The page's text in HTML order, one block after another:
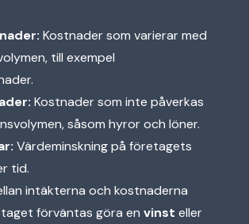
Kostnader som varierar med
till exempel
Kostnader som inte påverkas
såsom hyror och löner.
Värdeminskning på företagets
tid.
intäkterna och kostnaderna
förväntas göra en vinst eller